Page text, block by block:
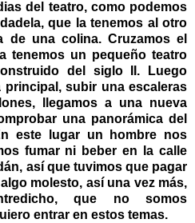
del teatro, como podemos
que la tenemos al otro
de una colina. Cruzamos el
tenemos un pequeño teatro
del siglo II. Luego
subir una escaleras
llegamos a una nueva
una panorámica del
este lugar un hombre nos
fumar ni beber en la calle
así que tuvimos que pagar
molesto, así una vez más,
que no somos
entrar en estos temas.